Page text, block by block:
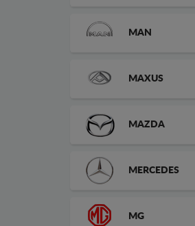
MAN
MAXUS
MAZDA
MERCEDES
MG